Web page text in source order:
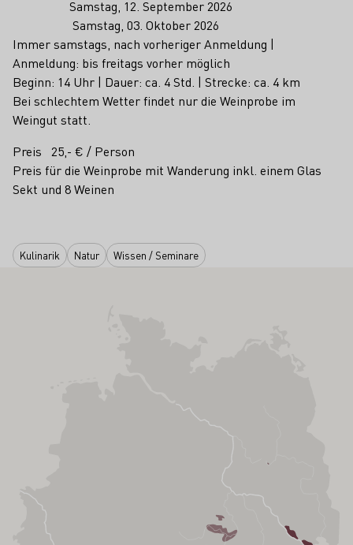
Samstag, 12. September 2026
Samstag, 03. Oktober 2026
Immer samstags, nach vorheriger Anmeldung |
Anmeldung: bis freitags vorher möglich
Beginn: 14 Uhr | Dauer: ca. 4 Std. | Strecke: ca. 4 km
Bei schlechtem Wetter findet nur die Weinprobe im
Weingut statt.
Preis 25,- € / Person
Preis für die Weinprobe mit Wanderung inkl. einem Glas
Sekt und 8 Weinen
Kulinarik Natur Wissen / Seminare